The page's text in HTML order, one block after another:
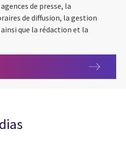
de presse, la
de diffusion, la gestion
que la rédaction et la
pour salles de presse